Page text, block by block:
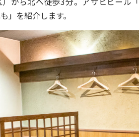
」を紹介します。